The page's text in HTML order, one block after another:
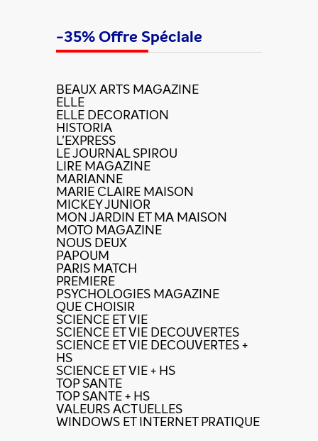
-35% Offre Spéciale
BEAUX ARTS MAGAZINE
ELLE
ELLE DECORATION
HISTORIA
L'EXPRESS
LE JOURNAL SPIROU
LIRE MAGAZINE
MARIANNE
MARIE CLAIRE MAISON
MICKEY JUNIOR
MON JARDIN ET MA MAISON
MOTO MAGAZINE
NOUS DEUX
PAPOUM
PARIS MATCH
PREMIERE
PSYCHOLOGIES MAGAZINE
QUE CHOISIR
SCIENCE ET VIE
SCIENCE ET VIE DECOUVERTES
SCIENCE ET VIE DECOUVERTES +
HS
SCIENCE ET VIE + HS
TOP SANTE
TOP SANTE + HS
VALEURS ACTUELLES
WINDOWS ET INTERNET PRATIQUE